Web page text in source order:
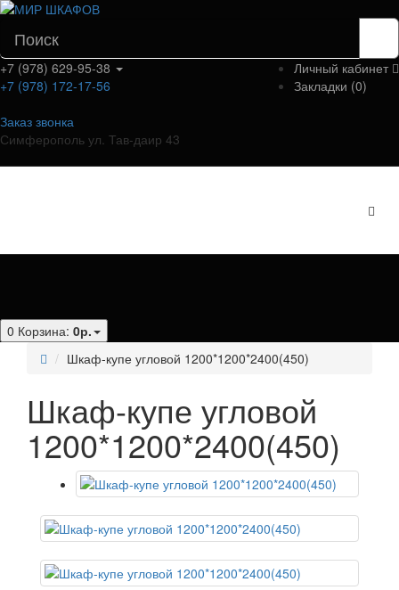
Личный кабинет
Закладки (0)
+7 (978) 629-95-38
+7 (978) 172-17-56
Заказ звонка
Симферополь ул. Тав-даир 43
0 Корзина: 0р.
Шкаф-купе угловой 1200*1200*2400(450)
Шкаф-купе угловой
1200*1200*2400(450)